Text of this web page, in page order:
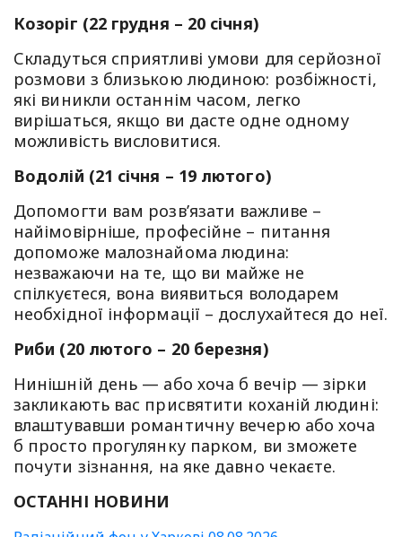
Козоріг (22 грудня – 20 січня)
Складуться сприятливі умови для серйозної
розмови з близькою людиною: розбіжності,
які виникли останнім часом, легко
вирішаться, якщо ви дасте одне одному
можливість висловитися.
Водолій (21 січня – 19 лютого)
Допомогти вам розв’язати важливе –
найімовірніше, професійне – питання
допоможе малознайома людина:
незважаючи на те, що ви майже не
спілкуєтеся, вона виявиться володарем
необхідної інформації – дослухайтеся до неї.
Риби (20 лютого – 20 березня)
Нинішній день — або хоча б вечір — зірки
закликають вас присвятити коханій людині:
влаштувавши романтичну вечерю або хоча
б просто прогулянку парком, ви зможете
почути зізнання, на яке давно чекаєте.
ОСТАННІ НОВИНИ